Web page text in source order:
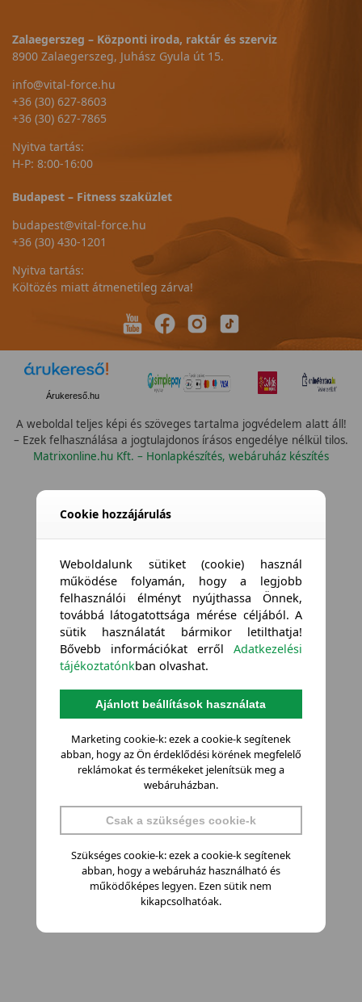
Zalaegerszeg – Központi iroda, raktár és szerviz
8900 Zalaegerszeg, Juhász Gyula út 15.
info@vital-force.hu
+36 (30) 627-8603
+36 (30) 627-7865
Nyitva tartás:
H-P: 8:00-16:00
Budapest – Fitness szaküzlet
budapest@vital-force.hu
+36 (30) 430-1201
Nyitva tartás:
Költözés miatt átmenetileg zárva!
Árukereső.hu
A weboldal teljes képi és szöveges tartalma jogvédelem alatt áll!
– Ezek felhasználása a jogtulajdonos írásos engedélye nélkül tilos.
Matrixonline.hu Kft. – Honlapkészítés, webáruház készítés
Cookie hozzájárulás
Weboldalunk sütiket (cookie) használ
működése folyamán, hogy a legjobb
felhasználói élményt nyújthassa Önnek,
továbbá látogatottsága mérése céljából. A
sütik használatát bármikor letilthatja!
Bővebb információkat errőlAdatkezelési
tájékoztatónkban olvashat.
Ajánlott beállítások használata
Marketing cookie-k: ezek a cookie-k segítenek
abban, hogy az Ön érdeklődési körének megfelelő
reklámokat és termékeket jelenítsük meg a
webáruházban.
Csak a szükséges cookie-k
Szükséges cookie-k: ezek a cookie-k segítenek
abban, hogy a webáruház használható és
működőképes legyen. Ezen sütik nem
kikapcsolhatóak.